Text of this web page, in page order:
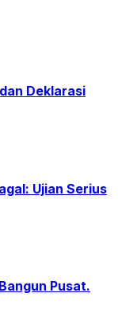
Deklarasi
Ujian Serius
Pusat.